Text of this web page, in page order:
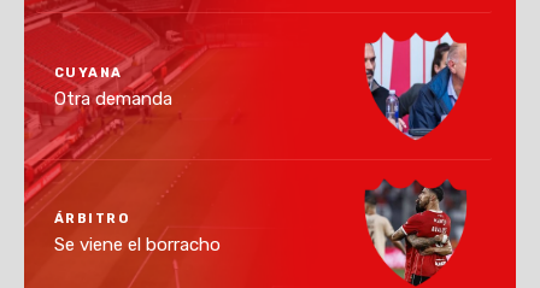
CUYANA
Otra demanda
ÁRBITRO
Se viene el borracho